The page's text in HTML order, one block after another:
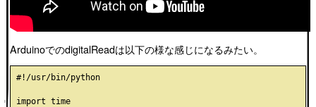
ArduinoでのdigitalReadは以下の様な感じになるみたい。
#!/usr/bin/python
import time